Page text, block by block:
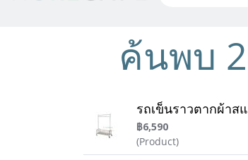
ค้นพบ
รถเข็นราวตากผ้าส
฿6,590
(Product)